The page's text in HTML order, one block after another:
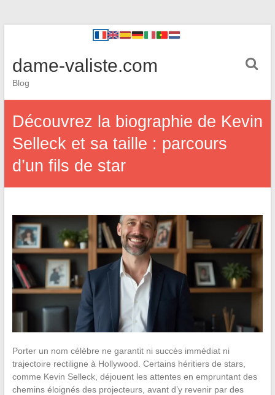
dame-valiste.com
Blog
Découvrez la biographie de Kevin
Selleck et sa taille : parcours
d’un fils de star
Porter un nom célèbre ne garantit ni succès immédiat ni
trajectoire rectiligne à Hollywood. Certains héritiers de stars,
comme Kevin Selleck, déjouent les attentes en empruntant des
chemins éloignés des projecteurs, avant d’y revenir par des